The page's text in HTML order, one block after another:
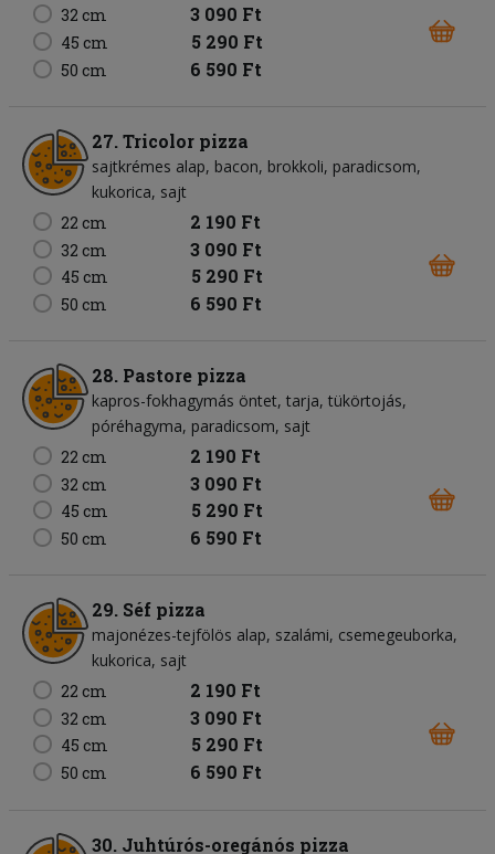
32 cm 3 090 Ft
45 cm 5 290 Ft
50 cm 6 590 Ft
27. Tricolor pizza
sajtkrémes alap bacon brokkoli paradicsom
kukorica sajt
22 cm
2 190 Ft
32 cm 3 090 Ft
45 cm 5 290 Ft
50 cm 6 590 Ft
28. Pastore pizza
kapros-fokhagymás öntet tarja tükörtojás
póréhagyma paradicsom sajt
22 cm
2 190 Ft
32 cm 3 090 Ft
45 cm 5 290 Ft
50 cm 6 590 Ft
29. Séf pizza
majonézes-tejfölös alap szalámi csemegeuborka
kukorica sajt
22 cm
2 190 Ft
32 cm 3 090 Ft
45 cm 5 290 Ft
50 cm 6 590 Ft
30. Juhtúrós-oregánós pizza